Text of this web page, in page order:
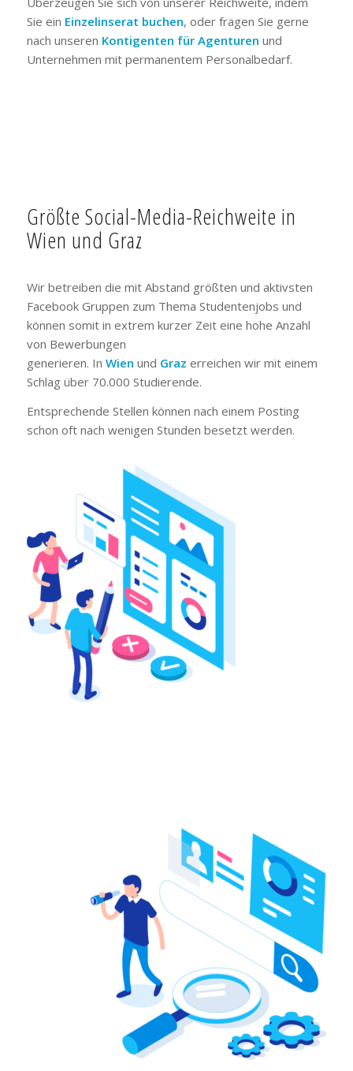
Sie ein Einzelinserat buchen, oder fragen Sie gerne
nach unseren Kontigenten für Agenturen und
Unternehmen mit permanentem Personalbedarf.
Größte Social-Media-Reichweite in
Wien und Graz
Wir betreiben die mit Abstand größten und aktivsten
Facebook Gruppen zum Thema Studentenjobs und
können somit in extrem kurzer Zeit eine hohe Anzahl
von Bewerbungen
generieren. In Wien und Graz erreichen wir mit einem
Schlag über 70.000 Studierende.
Entsprechende Stellen können nach einem Posting
schon oft nach wenigen Stunden besetzt werden.